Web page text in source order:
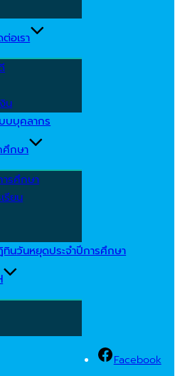
อเรา
น
บบุคลากร
ศึกษา
รศึกษา
รียน
นวันหยุดประจำปีการศึกษา
Facebook